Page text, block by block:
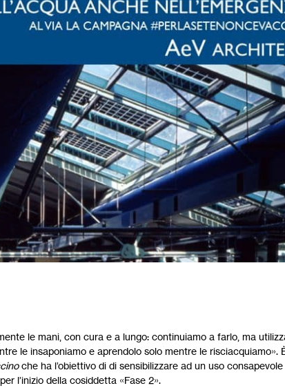
le mani, con cura e a lungo: continuiamo a farlo, ma
le insaponiamo e aprendolo solo mentre le risciacquiamo».
che ha l’obiettivo di di sensibilizzare ad un uso consapevole
l’inizio della cosiddetta «Fase 2».